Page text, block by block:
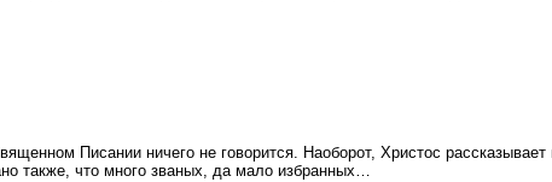
Писании ничего не говорится. Наоборот, Христос
также, что много званых, да мало избранных…